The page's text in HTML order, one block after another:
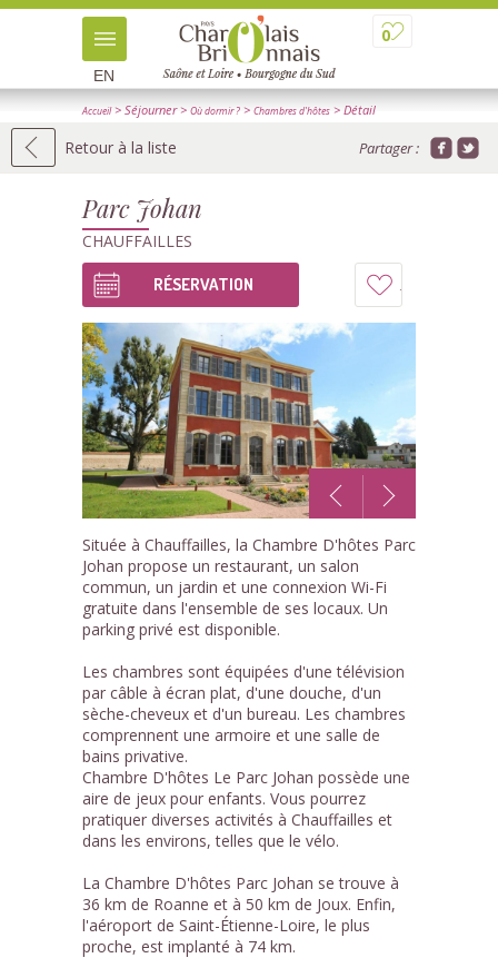
0
EN
Accueil> Séjourner> Où dormir ? > Chambres d'hôtes > Détail
Retour à la liste Partager :
Parc Johan
CHAUFFAILLES
à
carnet
RÉSERVATION
1 /12
Située à Chauffailles, la Chambre D'hôtes Parc
Johan propose un restaurant, un salon
commun, un jardin et une connexion Wi-Fi
gratuite dans l'ensemble de ses locaux. Un
parking privé est disponible.
Les chambres sont équipées d'une télévision
par câble à écran plat, d'une douche, d'un
sèche-cheveux et d'un bureau. Les chambres
comprennent une armoire et une salle de
bains privative.
Chambre D'hôtes Le Parc Johan possède une
aire de jeux pour enfants. Vous pourrez
pratiquer diverses activités à Chauffailles et
dans les environs, telles que le vélo.
La Chambre D'hôtes Parc Johan se trouve à
36 km de Roanne et à 50 km de Joux. Enfin,
l'aéroport de Saint-Étienne-Loire, le plus
proche, est implanté à 74 km.